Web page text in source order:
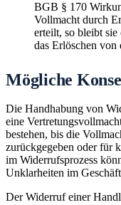
BGB § 170
Vollmacht durch
erteilt, so bleibt
das Erlöschen von
Mögliche
Die Handhabung von
eine
bestehen, bis die
zurückgegeben oder für
im Widerrufsprozess
Unklarheiten im
Der Widerruf einer